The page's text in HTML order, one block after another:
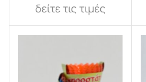
δείτε τις τιμές